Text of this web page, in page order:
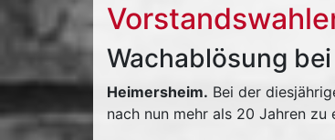
Wachablösung
Heimersheim. Bei der
nach nun mehr als 20 Jahren zu